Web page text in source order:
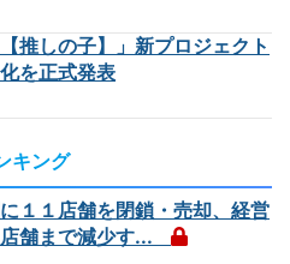
推しの子】」新プロジェクト
を正式発表
キング
１１店舗を閉鎖・売却、経営
舗まで減少す...